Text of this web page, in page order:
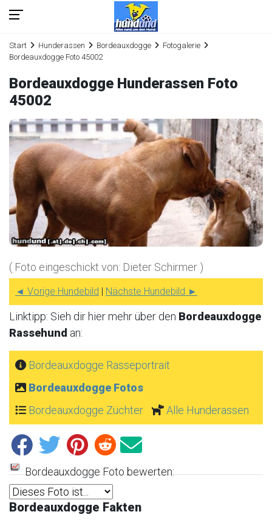
Start Hunderassen Bordeauxdogge
Fotogalerie
Bordeauxdogge Foto 45002
Bordeauxdogge Hunderassen Foto
45002
( Foto eingeschickt von: Dieter Schirmer )
◄ Vorige Hundebild | Nächste Hundebild ►
Linktipp: Sieh dir hier mehr über den Bordeauxdogge
Rassehund an:
Bordeauxdogge Rasseportrait
Bordeauxdogge Fotos
Bordeauxdogge Züchter
Alle Hunderassen
Bordeauxdogge Foto bewerten:
Bordeauxdogge Fakten